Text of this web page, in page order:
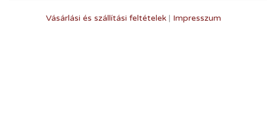
Vásárlási és szállítási feltételek | Impresszum